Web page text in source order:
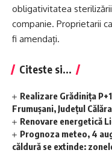
obligativitatea
companie. Proprietarii
fi amendați.
Citeste si...
Realizare Grădinița
Frumușani, Județul
Renovare energetică
Prognoza meteo, 4
căldură se extinde: